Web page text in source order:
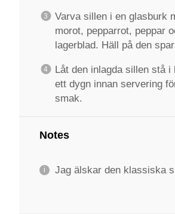
Varva sillen i en glasburk
morot, pepparrot, peppar
lagerblad. Häll på den
Låt den inlagda sillen stå i
ett dygn innan servering
smak.
Notes
Jag älskar den klassiska